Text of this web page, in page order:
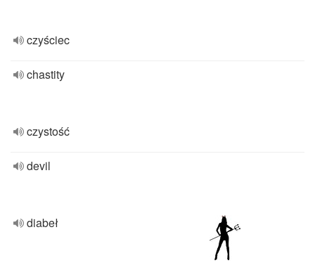
czyściec
chastity
czystość
devil
diabeł